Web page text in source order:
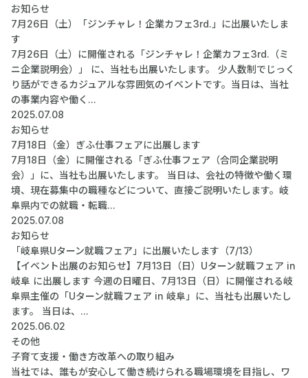
お知らせ
7月26日（土）「ジンチャレ！企業カフェ3rd.」に出展いたしま
す
7月26日（土）に開催される「ジンチャレ！企業カフェ3rd.（ミ
ニ企業説明会）」 に、当社も出展いたします。 少人数制でじっく
り話ができるカジュアルな雰囲気のイベントです。当日は、当社
の事業内容や働く...
2025.07.08
お知らせ
7月18日（金）ぎふ仕事フェアに出展します
7月18日（金）に開催される「ぎふ仕事フェア（合同企業説明
会）」に、当社も出展いたします。 当日は、会社の特徴や働く環
境、現在募集中の職種などについて、直接ご説明いたします。岐
阜県内での就職・転職...
2025.07.08
お知らせ
「岐阜県Uターン就職フェア」に出展いたします（7/13）
【イベント出展のお知らせ】7月13日（日）Uターン就職フェア in
岐阜 に出展します 今週の日曜日、7月13日（日）に開催される岐
阜県主催の「Uターン就職フェア in 岐阜」に、当社も出展いたし
ます。 当日は、...
2025.06.02
その他
子育て支援・働き方改革への取り組み
当社では、誰もが安心して働き続けられる職場環境を目指し、ワ